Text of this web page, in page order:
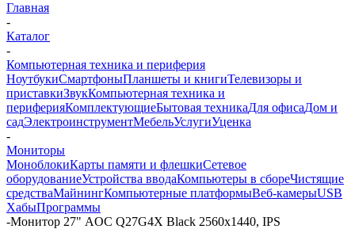
Главная
-
Каталог
-
Компьютерная техника и периферия
НоутбукиСмартфоныПланшеты и книгиТелевизоры и
приставкиЗвукКомпьютерная техника и
периферияКомплектующиеБытовая техникаДля офисаДом и
садЭлектроинструментМебельУслугиУценка
-
Мониторы
МоноблокиКарты памяти и флешкиСетевое
оборудованиеУстройства вводаКомпьютеры в сбореЧистящие
средстваМайнингКомпьютерные платформыВеб-камерыUSB
ХабыПрограммы
-Монитор 27" AOC Q27G4X Black 2560x1440, IPS